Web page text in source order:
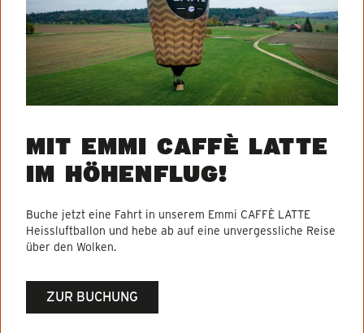
MIT EMMI CAFFÈ LATTE
IM HÖHENFLUG!
Buche jetzt eine Fahrt in unserem Emmi CAFFÈ LATTE
Heissluftballon und hebe ab auf eine unvergessliche Reise
über den Wolken.
ZUR BUCHUNG